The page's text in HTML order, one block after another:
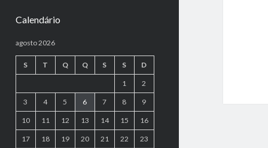
Calendário
agosto 2026
S T Q Q S S D
1 2
3 4 5 6 7 8 9
10 11 12 13 14 15 16
17 18 19 20 21 22 23